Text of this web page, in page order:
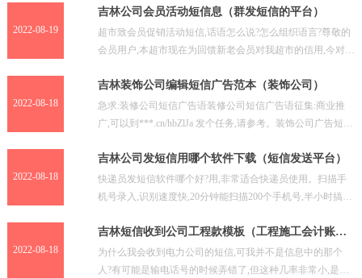
2022-08-19
吉林公司会员活动短信息（群发短信的平台）
超市致会员促销活动短信,话语怎么说?怎么组织语言?尊敬的
会员用户,本超市现在为回馈新老会员对我超市的信用,今对一
2022-08-18
吉林装饰公司编辑短信广告范本（装饰公司）
急求:装修公司短信广告语装修公司短信广告语征集:商业推
广,可以到***.cn/hbZlJa 发个任务,请参考。装饰公司广告短信
2022-08-18
吉林公司发短信用哪个软件下载（短信发送平台）
快递员发短信软件哪个好?用,非常适合快递员使用。扫描手
机号录入,识别速度快,20分钟能扫描200个手机号,半小时搞
2022-08-18
吉林短信收到公司工程款模板（工程施工会计账务
为什么我会收到电力公司的短信,可我并不是信息中的那个
人?有可能是输电话号的时候弄错了,但这种几率非常小,是骗